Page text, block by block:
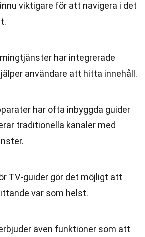
viktigare för att navigera i det
har integrerade
användare att hitta innehåll.
har ofta inbyggda guider
traditionella kanaler med
TV-guider gör det möjligt att
var som helst.
även funktioner som att